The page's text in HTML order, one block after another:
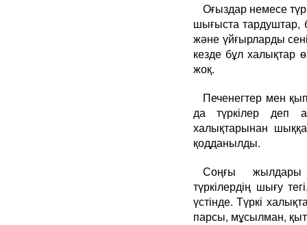
Оғыздар немесе
шығыста тардуштар,
және үйғырларды
кезде бұл халықтар
жоқ.
Печенегтер мен
да түркілер деп
халықтарынан
қодданылды.
Соңғы жылдары
түркілердің шығу
үстінде. Түркі
парсы, мұсылман,